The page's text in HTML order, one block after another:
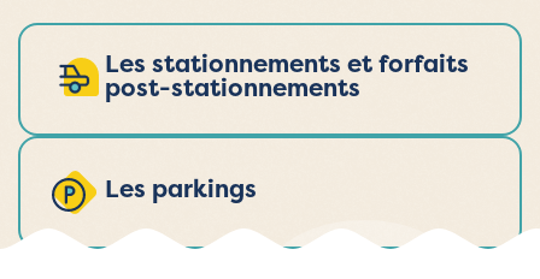
Les stationnements et forfaits
post-stationnements
Les parkings